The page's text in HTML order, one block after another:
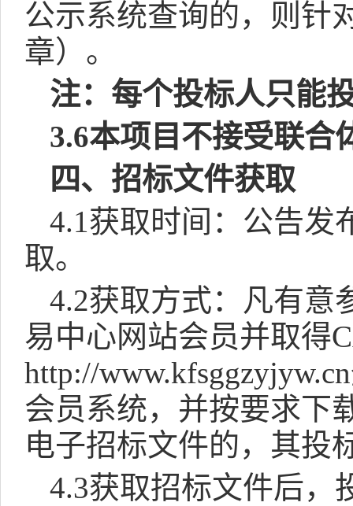
公示系统查询的，则针
章）。
注：每个投标人只能
3.6本项目不接受联合
四、招标文件获取
4.1获取时间：公告发
取。
4.2获取方式：凡有意
易中心网站会员并取得
http://www.kfsggzyjyw.cn
会员系统，并按要求下
电子招标文件的，其投
4.3获取招标文件后，